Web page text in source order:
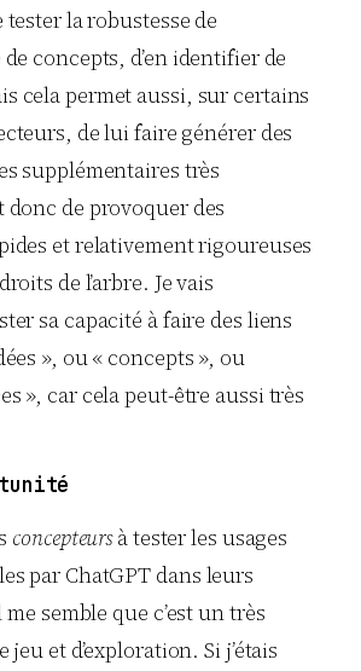
tester la robustesse de
de concepts, d’en identifier de
cela permet aussi, sur certains
de lui faire générer des
supplémentaires très
de provoquer des
et relativement rigoureuses
de l’arbre. Je vais
sa capacité à faire des liens
», ou « concepts », ou
», car cela peut-être aussi très
concepteursà tester les usages
par ChatGPT dans leurs
semble que c’est un très
et d’exploration. Si j’étais